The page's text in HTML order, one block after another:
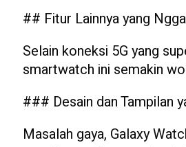
## Fitur Lainnya yang
Selain koneksi 5G yang
smartwatch ini semakin
### Desain dan Tampilan
Masalah gaya, Galaxy